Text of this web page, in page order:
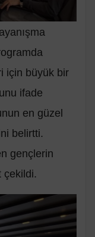
için büyük bir
ifade
en güzel
belirtti.
gençlerin
çekildi.